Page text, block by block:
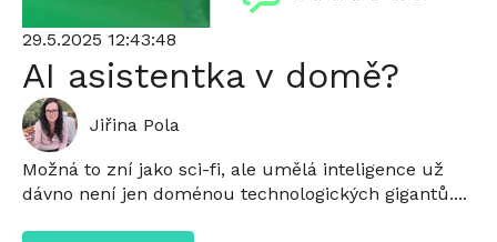
AI asistentka v domě?
Jiřina Pola
29.5.2025 12:43:48
Možná to zní jako sci-fi, ale umělá inteligence už
dávno není jen doménou technologických gigantů....